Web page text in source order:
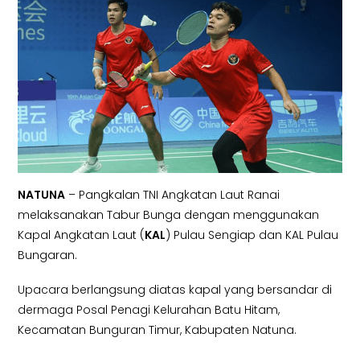
NATUNA – Pangkalan TNI Angkatan Laut Ranai
melaksanakan Tabur Bunga dengan menggunakan
Kapal Angkatan Laut (KAL) Pulau Sengiap dan KAL Pulau
Bungaran.
Upacara berlangsung diatas kapal yang bersandar di
dermaga Posal Penagi Kelurahan Batu Hitam,
Kecamatan Bunguran Timur, Kabupaten Natuna.